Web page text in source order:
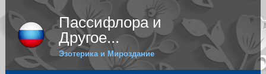
Пассифлора и
Другое...
Эзотерика и Мироздание